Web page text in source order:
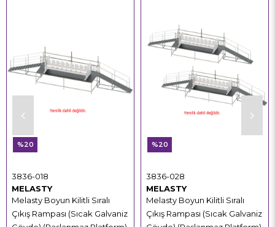
MELASTY
Melasty Boyun Kilitli Sıralı
Çıkış Rampası (Sıcak Galvaniz
3836-018
%20
MELASTY
Melasty Boyun Kilitli Sıralı
Çıkış Rampası (Sıcak Galvaniz
3836-028
%20